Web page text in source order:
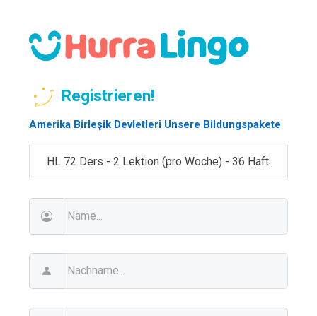
Registrieren!
Amerika Birleşik Devletleri Unsere Bildungspakete